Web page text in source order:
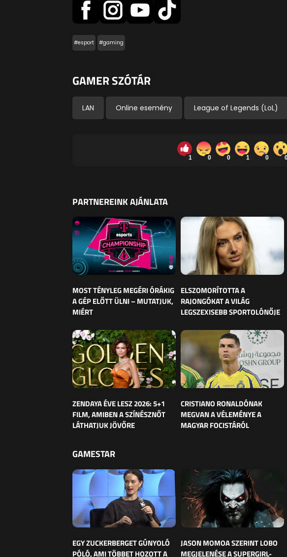
#esport #gaming
GAMER SZÓTÁR
LAN Online esemény League of Legends (LoL)
1 0 0 1 0
PARTNEREINK AJÁNLATA
MOST TÉNYLEG MEGÉRI ÓRÁKIG
A GÉP ELŐTT ÜLNI – MUTATJUK,
MIÉRT
ELSZOMORÍTOTTA A
RAJONGÓKAT A VILÁG
LEGSZEXISEBB SPORTOLÓNŐJE
ZENDAYA ÉVE LESZ 2026: 5+1
FILM, AMIBEN A SZÍNÉSZNŐT
LÁTHATJUK JÖVŐRE
CRISTIANO RONALDÓNAK
MEGVAN A VÉLEMÉNYE A
MAGYAR FOCISTÁRÓL
GAMESTAR
EGY ZUCKERBERGET GÚNYOLÓ
PÓLÓ, AMI TÖBBET HOZOTT A
JASON MOMOA SZERINT LOBO
MEGJELENÉSE A SUPERGIRL-